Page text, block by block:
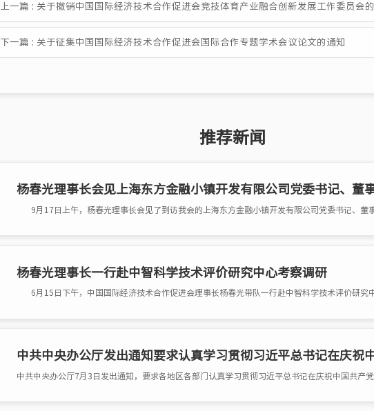
上一篇 : 关于撤销中国国际经济技术合作促进会竞技体育产业融合创新发展工作委员会
下一篇 : 关于征集中国国际经济技术合作促进会国际合作专题学术会议论文的通知
推荐新闻
杨春光理事长会见上海东方金融小镇开发有限公司党委书记、董
杨春光理事长一行赴中智科学技术评价研究中心考察调研